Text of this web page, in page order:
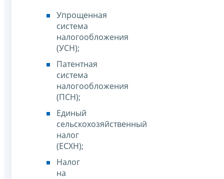
Упрощенная
система
налогообложения
(УСН);
Патентная
система
налогообложения
(ПСН);
Единый
сельскохозяйственный
налог
(ЕСХН);
Налог
на